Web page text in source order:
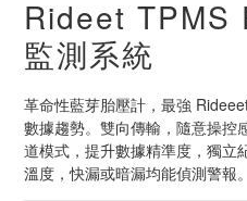
Rideet TPMS
監測系統
革命性藍芽胎壓計，最強
數據趨勢。雙向傳輸，隨意操控
道模式，提升數據精準度，獨立
溫度，快漏或暗漏均能偵測警報。